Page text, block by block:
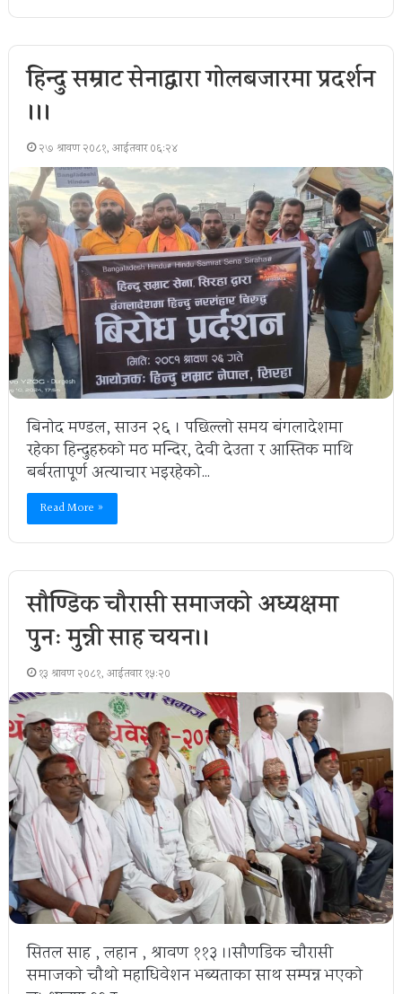
हिन्दु सम्राट सेनाद्वारा गोलबजारमा प्रदर्शन
।।।
२७ श्रावण २०८१, आईतवार ०६:२४
बिनाेद मण्डल, साउन २६ । पछिल्लो समय बंगलादेशमा
रहेका हिन्दुहरुको मठ मन्दिर, देवी देउता र आस्तिक माथि
बर्बरतापूर्ण अत्याचार भइरहेको…
Read More »
साैण्डिक चाैरासी समाजकाे अध्यक्षमा
पुनः मुन्नी साह चयन।।
१३ श्रावण २०८१, आईतवार १५:२०
सितल साह , लहान , श्रावण ११३ ।।साैणडिक चाैरासी
समाजकाे चाैथाे महाधिवेशन भब्यताका साथ सम्पन्न भएकाे